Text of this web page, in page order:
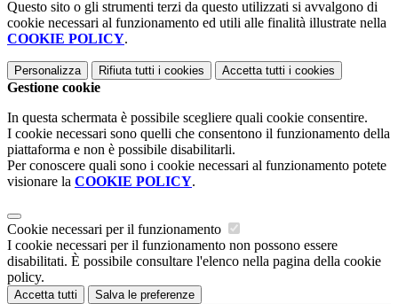
Questo sito o gli strumenti terzi da questo utilizzati si avvalgono di
cookie necessari al funzionamento ed utili alle finalità illustrate nella
COOKIE POLICY.
Personalizza Rifiuta tutti i cookies Accetta tutti i cookies
Gestione cookie
In questa schermata è possibile scegliere quali cookie consentire.
I cookie necessari sono quelli che consentono il funzionamento della
piattaforma e non è possibile disabilitarli.
Per conoscere quali sono i cookie necessari al funzionamento potete
visionare la COOKIE POLICY.
Cookie necessari per il funzionamento
I cookie necessari per il funzionamento non possono essere
disabilitati. È possibile consultare l'elenco nella pagina della cookie
policy.
Accetta tutti Salva le preferenze